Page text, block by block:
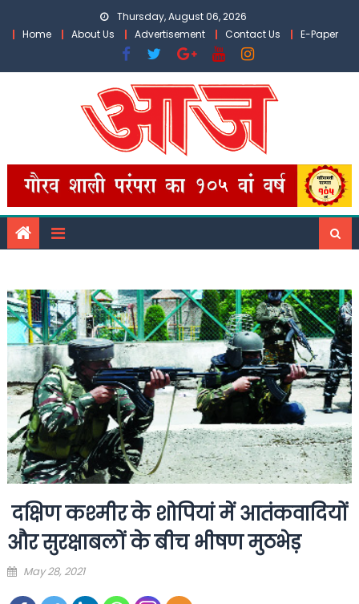
Thursday, August 06, 2026
Home
About Us Advertisement Contact Us E-Paper
दक्षिण कश्मीर के शोपियां में आतंकवादियों
और सुरक्षाबलों के बीच भीषण मुठभेड़
Posted
May 28, 2021